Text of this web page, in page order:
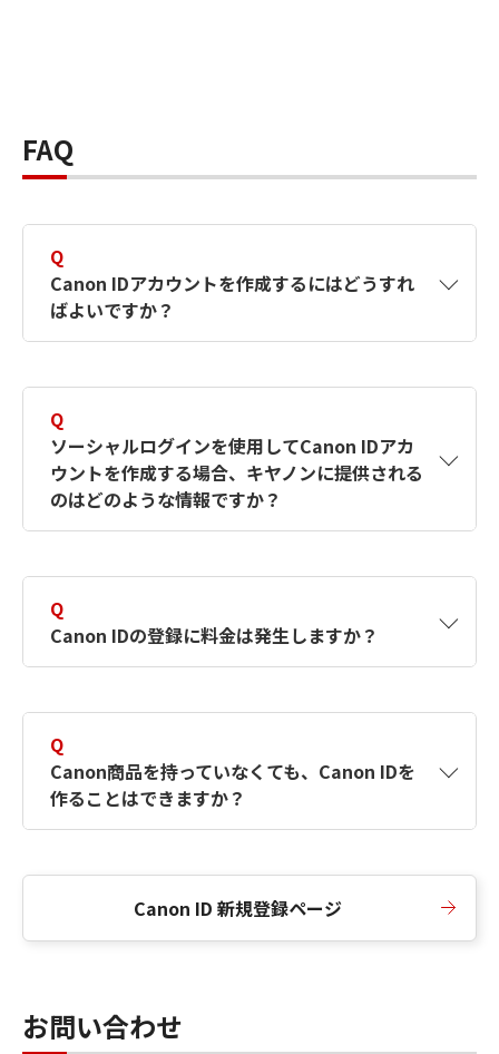
FAQ
Q
Canon IDアカウントを作成するにはどうすれ
ばよいですか？
す。詳しい作成方法は【カメラ】Canon IDとは
何ですか？Canon IDの作成方法は？をご確認く
ださい。
Q
ソーシャルログインを使用してCanon IDアカ
ウントを作成する場合、キヤノンに提供される
のはどのような情報ですか？
択したサービスから取得します。アカウントを
簡単に作成できるように、この情報を使用して
Canon IDの登録フォームを入力します。
Q
Canon IDの登録に料金は発生しますか？
Q
Canon商品を持っていなくても、Canon IDを
作ることはできますか？
Canon ID 新規登録ページ
お問い合わせ